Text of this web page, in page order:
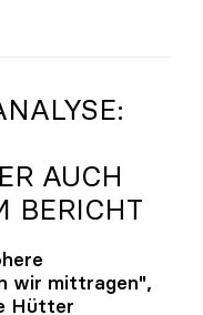
sind
AUCH
BERICHT
wir mittragen",
Hütter